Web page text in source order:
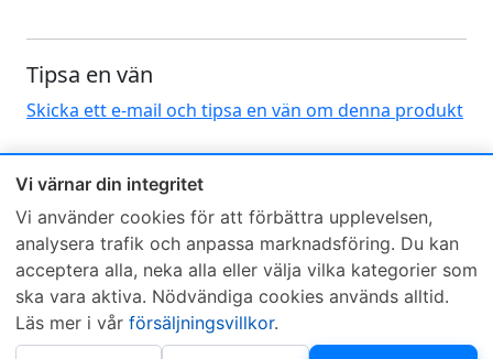
Vi värnar din integritet
Vi använder cookies för att förbättra upplevelsen,
analysera trafik och anpassa marknadsföring. Du kan
acceptera alla, neka alla eller välja vilka kategorier som
ska vara aktiva. Nödvändiga cookies används alltid.
Läs mer i vår försäljningsvillkor.
Tipsa en vän
Skicka ett e-mail och tipsa en vän om denna produkt
Sveriges mest sålda dieselbox
Kontakta KCR
Om KCR/Garantier
Sök KCR-box